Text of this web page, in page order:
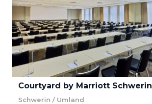
Courtyard by Marriott Schwerin
Schwerin / Umland